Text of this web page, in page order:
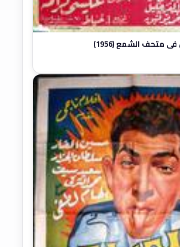
متحف الشمع (1956)